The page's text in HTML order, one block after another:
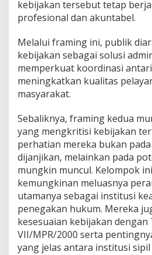
kebijakan tersebut tetap
profesional dan akuntabel.
Melalui framing ini, publik
kebijakan sebagai solusi
memperkuat koordinasi
meningkatkan kualitas
masyarakat.
Sebaliknya, framing kedua
yang mengkritisi kebijakan
perhatian mereka bukan
dijanjikan, melainkan pada
mungkin muncul. Kelompok
kemungkinan meluasnya
utamanya sebagai institusi
penegakan hukum. Mereka
kesesuaian kebijakan dengan
VII/MPR/2000 serta
yang jelas antara institusi